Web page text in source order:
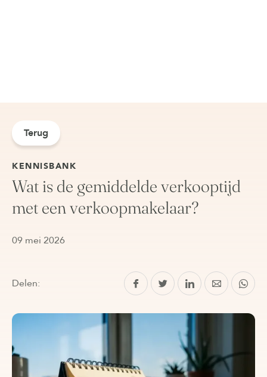
Terug
KENNISBANK
Wat is de gemiddelde verkooptijd
met een verkoopmakelaar?
09 mei 2026
Delen: